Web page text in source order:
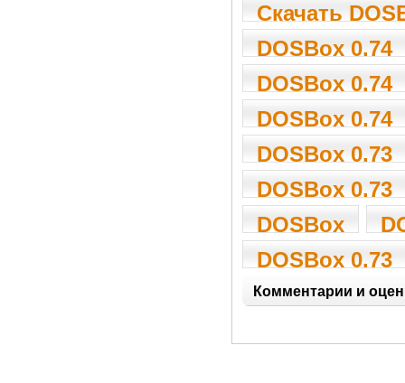
Скачать
DOSBox 0.74
DOSBox 0.74
DOSBox 0.74
DOSBox 0.73
DOSBox 0.73
DOSBox
DOSBox 0.73
Комментарии и